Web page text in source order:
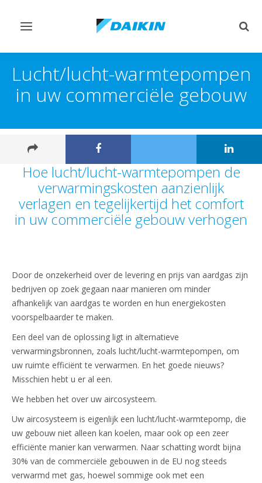
Navigatie
Lucht/lucht-warmtepompen
in uw commerciële gebouw
Hoe lucht/lucht-warmtepompen de
verwarmingskosten aanzienlijk
verlagen en tegelijkertijd het comfort
in uw commerciële gebouw verhogen
Door de onzekerheid over de levering en prijs van aardgas zijn
bedrijven op zoek gegaan naar manieren om minder
afhankelijk van aardgas te worden en hun energiekosten
voorspelbaarder te maken.
Een deel van de oplossing ligt in alternatieve
verwarmingsbronnen, zoals lucht/lucht-warmtepompen, om
uw ruimte efficiënt te verwarmen. En het goede nieuws?
Misschien hebt u er al een.
We hebben het over uw aircosysteem.
Uw aircosysteem is eigenlijk een lucht/lucht-warmtepomp, die
uw gebouw niet alleen kan koelen, maar ook op een zeer
efficiënte manier kan verwarmen. Naar schatting wordt bijna
30% van de commerciële gebouwen in de EU nog steeds
verwarmd met gas, hoewel sommige ook met een